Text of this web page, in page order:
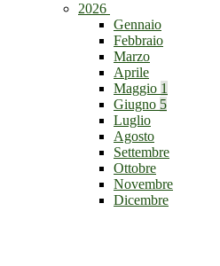
2026
Gennaio
Febbraio
Marzo
Aprile
Maggio 1
Giugno 5
Luglio
Agosto
Settembre
Ottobre
Novembre
Dicembre